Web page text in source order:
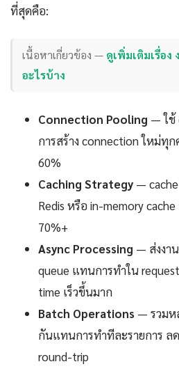
ที่สุดคือ:
เนื้อหาเกี่ยวข้อง — ดูเพิ่มเติมเรื่อ
อะไรบ้าง
Connection Pooling — ใช้
การสร้าง connection ใหม่ทุ
60%
Caching Strategy —
Redis หรือ in-memory
70%+
Async Processing — ส่งงา
queue แทนการทำใน
time เร็วขึ้นมาก
Batch Operations — รวมห
กันแทนการทำทีละรายการ ล
round-trip